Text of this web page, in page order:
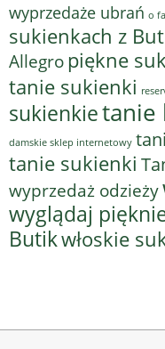
wyprzedaże ubrań o
sukienkach z
Allegropiękne
tanie sukienki
sukienkietanie
damskie sklep internetowy
tanie sukienki
wyprzedaż odzieży
wyglądaj
Butikwłoskie